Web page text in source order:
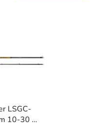
LSGC-
10-30 g